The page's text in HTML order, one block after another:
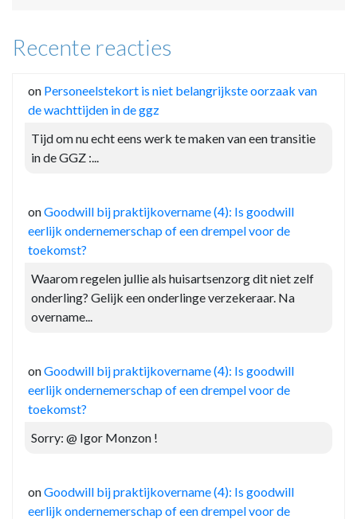
Recente reacties
on Personeelstekort is niet belangrijkste oorzaak van
de wachttijden in de ggz
Tijd om nu echt eens werk te maken van een transitie
in de GGZ :...
onGoodwill bij praktijkovername (4): Is goodwill
eerlijk ondernemerschap of een drempel voor de
toekomst?
Waarom regelen jullie als huisartsenzorg dit niet zelf
onderling? Gelijk een onderlinge verzekeraar. Na
overname...
onGoodwill bij praktijkovername (4): Is goodwill
eerlijk ondernemerschap of een drempel voor de
toekomst?
Sorry: @ Igor Monzon !
onGoodwill bij praktijkovername (4): Is goodwill
eerlijk ondernemerschap of een drempel voor de